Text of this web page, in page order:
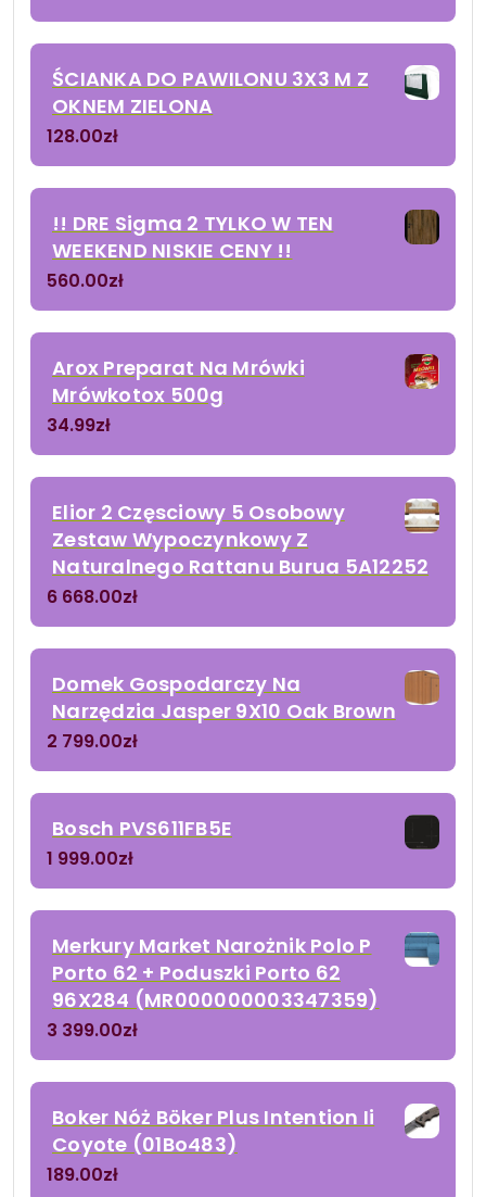
ŚCIANKA DO PAWILONU 3X3 M Z
OKNEM ZIELONA
128.00zł
!! DRE Sigma 2 TYLKO W TEN
WEEKEND NISKIE CENY !!
560.00zł
Arox Preparat Na Mrówki
Mrówkotox 500g
34.99zł
Elior 2 Częsciowy 5 Osobowy
Zestaw Wypoczynkowy Z
Naturalnego Rattanu Burua 5A12252
6 668.00zł
Domek Gospodarczy Na
Narzędzia Jasper 9X10 Oak Brown
2 799.00zł
Bosch PVS611FB5E
1 999.00zł
Merkury Market Narożnik Polo P
Porto 62 + Poduszki Porto 62
96X284 (MR000000003347359)
3 399.00zł
Boker Nóż Böker Plus Intention Ii
Coyote (01Bo483)
189.00zł